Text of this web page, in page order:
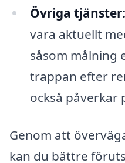
Övriga tjänster:
vara aktuellt
såsom målning
trappan efter
också påverkar
Genom att
kan du bättre